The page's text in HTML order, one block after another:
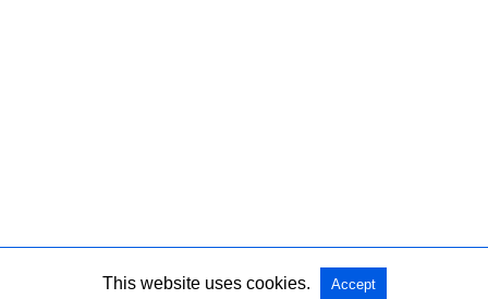
This website uses cookies. Accept